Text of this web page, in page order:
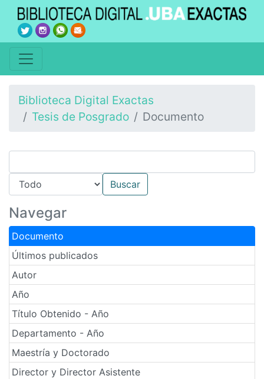
Biblioteca Digital Exactas
Tesis de Posgrado
Documento
Navegar
Documento
Últimos publicados
Autor
Año
Título Obtenido - Año
Departamento - Año
Maestría y Doctorado
Director y Director Asistente